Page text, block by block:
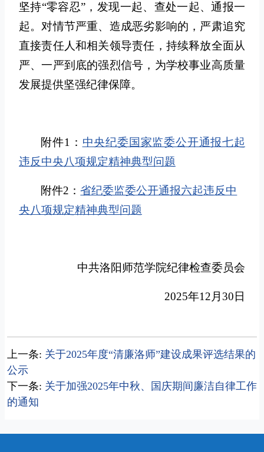
坚持“零容忍”，发现一起、查处一起、通报一
起。对情节严重、造成恶劣影响的，严肃追究
直接责任人和相关领导责任，持续释放全面从
严、一严到底的强烈信号，为学校事业高质量
发展提供坚强纪律保障。
附件1： 中央纪委国家监委公开通报七起
违反中央八项规定精神典型问题
附件2：省纪委监委公开通报六起违反中
央八项规定精神典型问题
中共洛阳师范学院纪律检查委员会
2025年12月30日
上一条: 关于2025年度“清廉洛师”建设成果评选结果的
公示
下一条: 关于加强2025年中秋、国庆期间廉洁自律工作
的通知